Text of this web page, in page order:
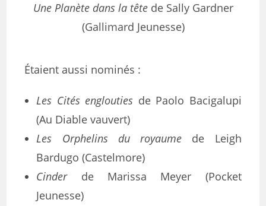
Une Planète dans la têtede Sally Gardner
(Gallimard Jeunesse)
Étaient aussi nominés :
Les Cités englouties de Paolo Bacigalupi
(Au Diable vauvert)
Les Orphelins du royaume de Leigh
Bardugo (Castelmore)
Cinderde Marissa Meyer (Pocket
Jeunesse)